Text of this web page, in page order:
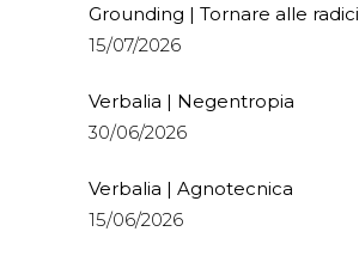
Grounding | Tornare alle radici
15/07/2026
Verbalia | Negentropia
30/06/2026
Verbalia | Agnotecnica
15/06/2026